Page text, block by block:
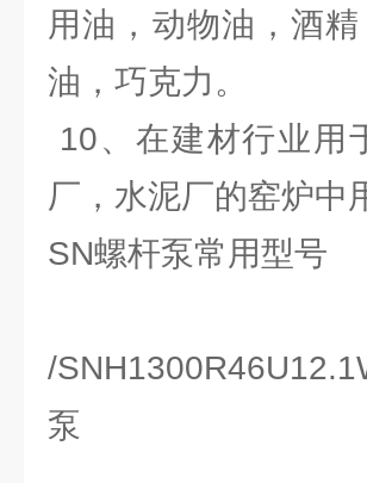
用油，动物油，酒
油，巧克力。
10、在建材行业用
厂，水泥厂的窑炉中
SN螺杆泵常用型号
/
泵